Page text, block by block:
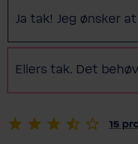
Ja tak! Jeg ønsker
Ellers tak. Det
15